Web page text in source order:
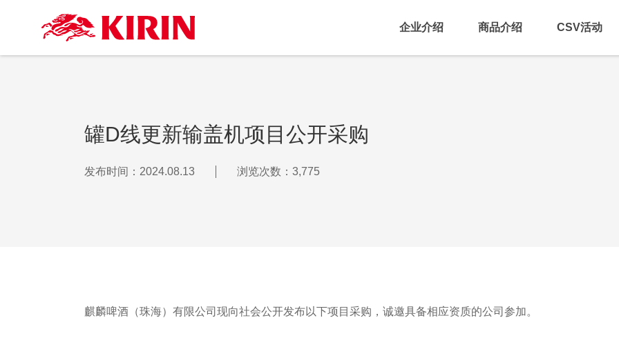
企业介绍 商品介绍 CSV活动
罐D线更新输盖机项目公开采购
发布时间：2024.08.13 浏览次数：3,775
麒麟啤酒（珠海）有限公司现向社会公开发布以下项目采购，诚邀具备相应资质的公司参加。